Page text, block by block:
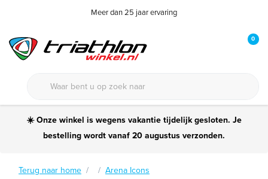
Meer dan 25 jaar ervaring
0
☀️ Onze winkel is wegens vakantie tijdelijk gesloten. Je
bestelling wordt vanaf 20 augustus verzonden.
Terug naar home
Arena Icons